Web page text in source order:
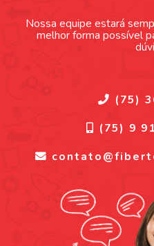
Nossa equipe estará
melhor forma possível
(75)
(75) 9